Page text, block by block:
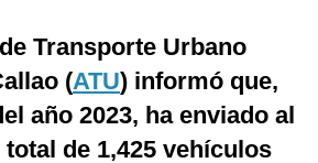
Transporte Urbano
(ATU) informó que,
año 2023, ha enviado al
de 1,425 vehículos